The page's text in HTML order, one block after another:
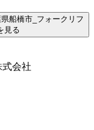
船橋市_フォークリフ
見る
会社